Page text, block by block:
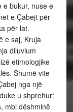
e bukur, nuse e
e Çabejt për
për lat.
e saj, Kruja
diluvium
etimologjike
Shumë vite
nga një
u shprehur:
mbi dëshminë